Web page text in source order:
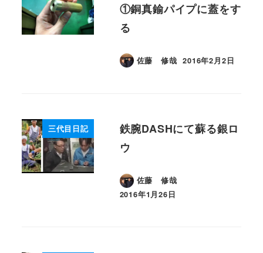
①銅真鍮パイプに蓋をす
る
佐藤 修哉
投稿日
2016年2月2日
三代目日記
鉄腕DASHにて蘇る銀ロ
ウ
佐藤 修哉
投稿日
2016年1月26日